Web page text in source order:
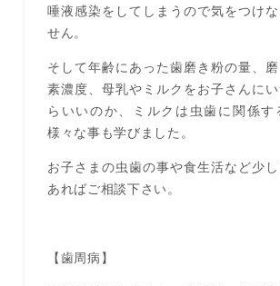
唾液感染をしてしまうので気をつけ
せん。
そして年齢にあった歯磨き粉の量、
素濃度、母乳やミルクをお子さんに
らいいのか、ミルクは虫歯に関係す
様々な事も学びました。
お子さまの虫歯の事や食生活など少
あればご相談下さい。
【歯周病】